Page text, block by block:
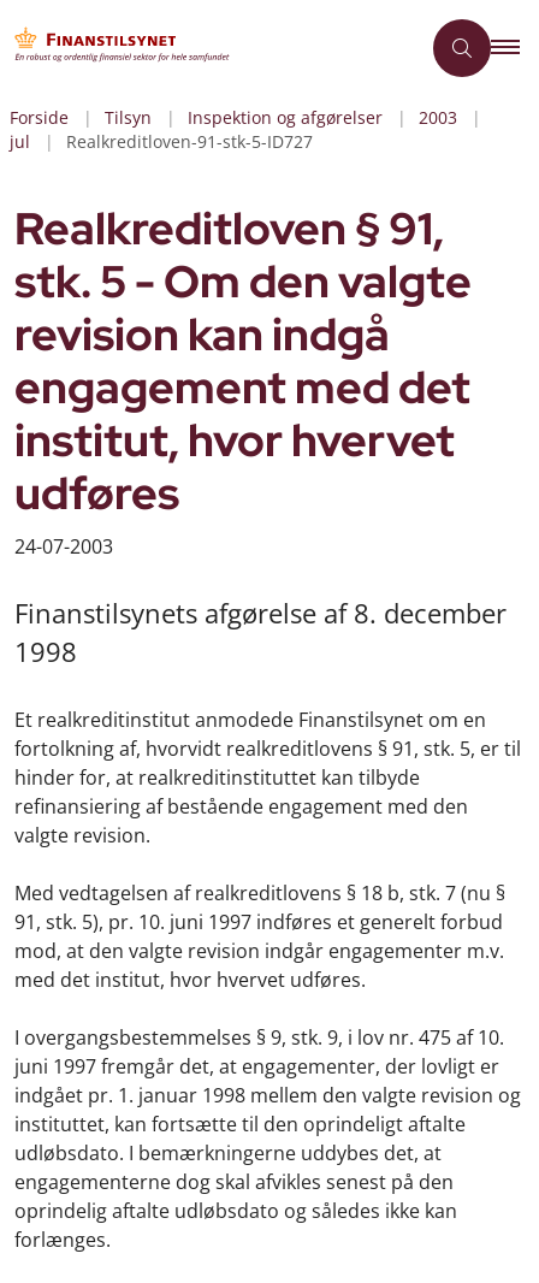
Forside Tilsyn Inspektion og afgørelser
2003
jul
Realkreditloven-91-stk-5-ID727
Realkreditloven § 91,
stk. 5 - Om den valgte
revision kan indgå
engagement med det
institut, hvor hvervet
udføres
24-07-2003
Finanstilsynets afgørelse af 8. december
1998
Et realkreditinstitut anmodede Finanstilsynet om en
fortolkning af, hvorvidt realkreditlovens § 91, stk. 5, er til
hinder for, at realkreditinstituttet kan tilbyde
refinansiering af bestående engagement med den
valgte revision.
Med vedtagelsen af realkreditlovens § 18 b, stk. 7 (nu §
91, stk. 5), pr. 10. juni 1997 indføres et generelt forbud
mod, at den valgte revision indgår engagementer m.v.
med det institut, hvor hvervet udføres.
I overgangsbestemmelses § 9, stk. 9, i lov nr. 475 af 10.
juni 1997 fremgår det, at engagementer, der lovligt er
indgået pr. 1. januar 1998 mellem den valgte revision og
instituttet, kan fortsætte til den oprindeligt aftalte
udløbsdato. I bemærkningerne uddybes det, at
engagementerne dog skal afvikles senest på den
oprindelig aftalte udløbsdato og således ikke kan
forlænges.